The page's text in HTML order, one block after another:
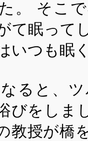
。 そこ
て眠って
いつも眠
ると、
びをしま
教授が橋